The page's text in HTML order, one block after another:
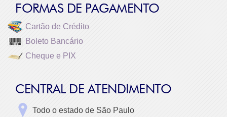
FORMAS DE PAGAMENTO
Cartão de Crédito
Boleto Bancário
Cheque e PIX
CENTRAL DE ATENDIMENTO
Todo o estado de São Paulo